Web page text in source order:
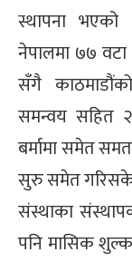
स्थापना
नेपालमा ७७
सँगै
समन्वय सहित
बर्मामा समेत
सुरु समेत
संस्थाका
पनि मासिक शुल्क